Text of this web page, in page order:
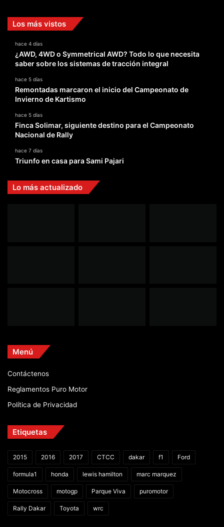
Los más vistos
hace 4 días
¿AWD, 4WD o Symmetrical AWD? Todo lo que necesita
saber sobre los sistemas de tracción integral
hace 5 días
Remontadas marcaron el inicio del Campeonato de
Invierno de Kartismo
hace 5 días
Finca Solimar, siguiente destino para el Campeonato
Nacional de Rally
hace 7 días
Triunfo en casa para Sami Pajari
Lo más actualizado
Menú
Contáctenos
Reglamentos Puro Motor
Política de Privacidad
Etiquetas
2015 2016 2017 CTCC dakar f1 Ford
formula1 honda lewis hamilton marc marquez
Motocross motogp Parque Viva puromotor
Rally Dakar Toyota wrc